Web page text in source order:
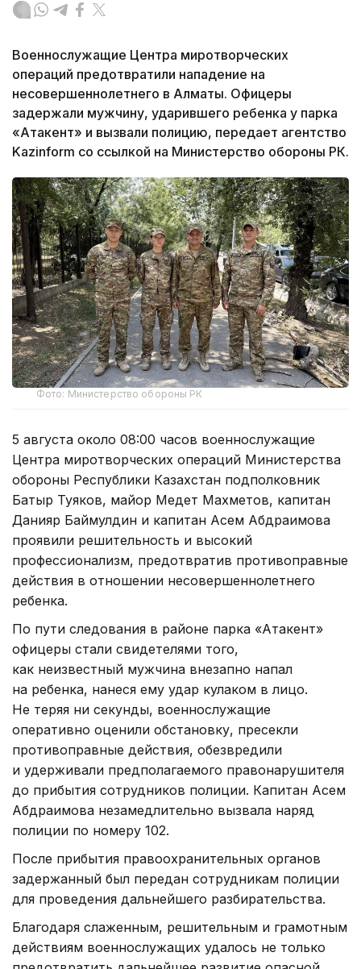
Военнослужащие Центра миротворческих
операций предотвратили нападение на
несовершеннолетнего в Алматы. Офицеры
задержали мужчину, ударившего ребенка у парка
«Атакент» и вызвали полицию, передает агентство
Kazinform со ссылкой на Министерство обороны РК.
Фото: Министерство обороны РК
5 августа около 08:00 часов военнослужащие
Центра миротворческих операций Министерства
обороны Республики Казахстан подполковник
Батыр Туяков, майор Медет Махметов, капитан
Данияр Баймулдин и капитан Асем Абдраимова
проявили решительность и высокий
профессионализм, предотвратив противоправные
действия в отношении несовершеннолетнего
ребенка.
По пути следования в районе парка «Атакент»
офицеры стали свидетелями того,
как неизвестный мужчина внезапно напал
на ребенка, нанеся ему удар кулаком в лицо.
Не теряя ни секунды, военнослужащие
оперативно оценили обстановку, пресекли
противоправные действия, обезвредили
и удерживали предполагаемого правонарушителя
до прибытия сотрудников полиции. Капитан Асем
Абдраимова незамедлительно вызвала наряд
полиции по номеру 102.
После прибытия правоохранительных органов
задержанный был передан сотрудникам полиции
для проведения дальнейшего разбирательства.
Благодаря слаженным, решительным и грамотным
действиям военнослужащих удалось не только